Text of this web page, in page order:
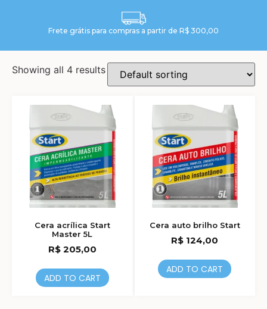
Frete grátis para compras a partir de R$ 300,00
Showing all 4 results
Cera acrílica Start
Master 5L
R$205,00
ADD TO CART
Cera auto brilho Start
R$ 124,00
ADD TO CART